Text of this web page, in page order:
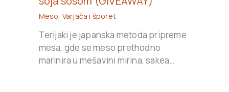
Meso Varjača i šporet
Terijaki je japanska metoda pripreme
mesa, gde se meso prethodno
marinira u mešavini mirina, sakea…